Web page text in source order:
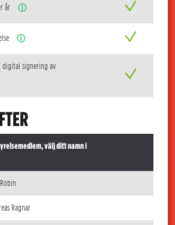
år ⓘ
ⓘ
digital signering av
välj ditt namn i
Ragnar